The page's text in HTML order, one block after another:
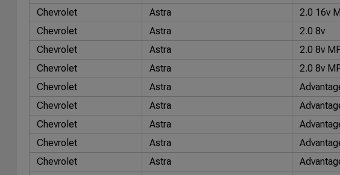
Chevrolet
Astra 2.0 16v
Chevrolet
Astra 2.0 8v
Chevrolet
Astra 2.0 8v
Chevrolet
Astra 2.0 8v
Chevrolet
Astra
Chevrolet
Astra
Chevrolet
Astra
Chevrolet
Astra
Chevrolet
Astra